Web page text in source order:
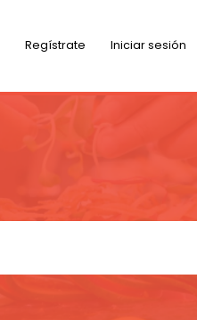
Regístrate Iniciar sesión